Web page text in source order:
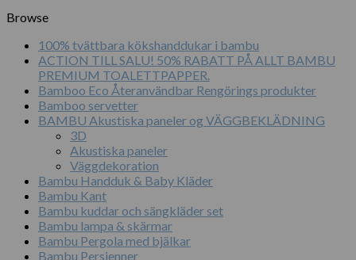
Browse
100% tvättbara kökshanddukar i bambu
ACTION TILL SALU! 50% RABATT PÅ ALLT BAMBU
PREMIUM TOALETTPAPPER.
Bamboo Eco Återanvändbar Rengörings produkter
Bamboo servetter
BAMBU Akustiska paneler og VÄGGBEKLÄDNING
3D
Akustiska paneler
Väggdekoration
Bambu Handduk & Baby Kläder
Bambu Kant
Bambu kuddar och sängkläder set
Bambu lampa & skärmar
Bambu Pergola med bjälkar
Bambu Persienner